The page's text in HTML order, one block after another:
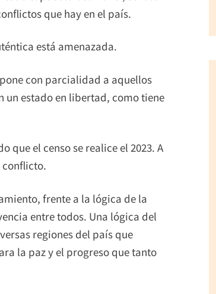
que hay en el país.
está amenazada.
con parcialidad a aquellos
un estado en libertad, como tiene
que el censo se realice el 2023. A
conflicto.
frente a la lógica de la
entre todos. Una lógica del
regiones del país que
la paz y el progreso que tanto